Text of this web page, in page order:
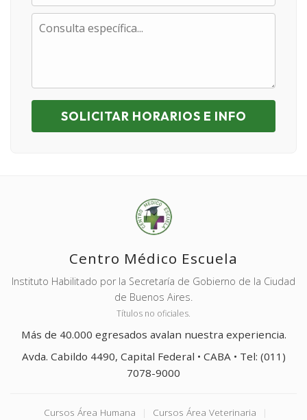
SOLICITAR HORARIOS E INFO
Centro Médico Escuela
Instituto Habilitado por la Secretaría de Gobierno de la Ciudad
de Buenos Aires.
Títulos no oficiales.
Más de 40.000 egresados avalan nuestra experiencia.
Avda. Cabildo 4490, Capital Federal • CABA • Tel: (011)
7078-9000
Cursos Área Humana | Cursos Área Veterinaria
|